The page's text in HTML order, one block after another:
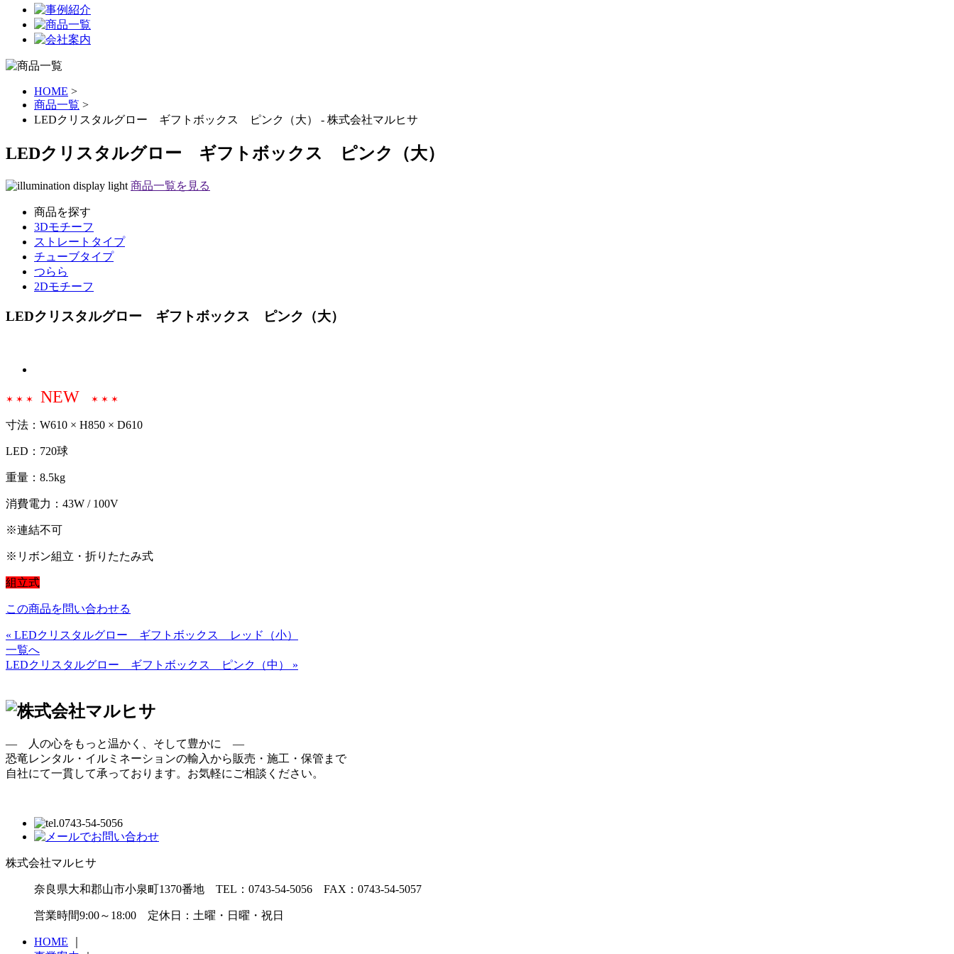
HOME >
商品一覧 >
LEDクリスタルグロー ギフトボックス ピンク（大） - 株式会社マルヒサ
LEDクリスタルグロー ギフトボックス ピンク（大）
商品一覧を見る
商品を探す
3Dモチーフ
ストレートタイプ
チューブタイプ
つらら
2Dモチーフ
LEDクリスタルグロー ギフトボックス ピンク（大）
✶ ✶ ✶ NEW ✶ ✶ ✶
寸法：W610 × H850 × D610
LED：720球
重量：8.5kg
消費電力：43W / 100V
※連結不可
※リボン組立・折りたたみ式
組立式
この商品を問い合わせる
« LEDクリスタルグロー ギフトボックス レッド（小）
一覧へ
LEDクリスタルグロー ギフトボックス ピンク（中） »
― 人の心をもっと温かく、そして豊かに ―
恐竜レンタル・イルミネーションの輸入から販売・施工・保管まで
自社にて一貫して承っております。お気軽にご相談ください。
株式会社マルヒサ
奈良県大和郡山市小泉町1370番地 TEL：0743-54-5056 FAX：0743-54-5057
営業時間9:00～18:00 定休日：土曜・日曜・祝日
HOME